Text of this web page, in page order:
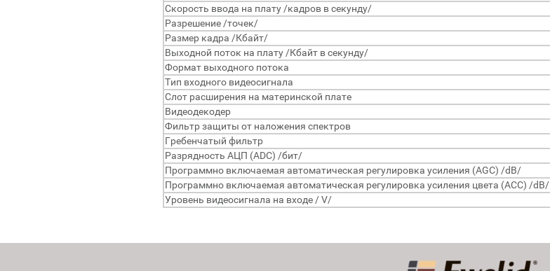
Скорость ввода на плату /кадров в секунду/
Разрешение /точек/
Размер кадра /Кбайт/
Выходной поток на плату /Кбайт в секунду/
Формат выходного потока
Тип входного видеосигнала
Слот расширения на материнской плате
Видеодекодер
Фильтр защиты от наложения спектров
Гребенчатый фильтр
Разрядность АЦП (ADC) /бит/
Программно включаемая автоматическая регулировка усиления (AGC) /dB/
Программно включаемая автоматическая регулировка усиления цвета (AСC) /dB/
Уровень видеосигнала на входе / V/